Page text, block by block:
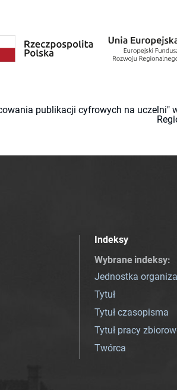
publikacji cyfrowych na uczelni"
Indeksy
Wybrane indeksy:
Jednostka
Tytuł
Tytuł czasopisma
Tytuł pracy
Twórca